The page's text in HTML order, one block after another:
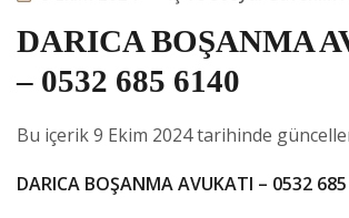
DARICA BOŞANMA
– 0532 685 6140
Bu içerik 9 Ekim 2024 tarihinde
DARICA BOŞANMA AVUKATI – 0532